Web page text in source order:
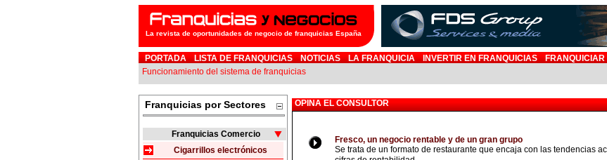
La revista de oportunidades de negocio de franquicias España
PORTADA LISTA DE FRANQUICIAS NOTICIAS LA FRANQUICIA INVERTIR EN FRANQUICIAS FRANQUICIAR
Funcionamiento del sistema de franquicias
Franquicias por Sectores
Franquicias Comercio
Cigarrillos electrónicos
OPINA EL CONSULTOR
Fresco, un negocio rentable y de un gran grupo
Se trata de un formato de restaurante que encaja con las tendencias